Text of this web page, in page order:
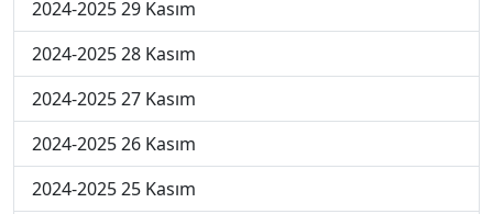
2024-2025 29 Kasım
2024-2025 28 Kasım
2024-2025 27 Kasım
2024-2025 26 Kasım
2024-2025 25 Kasım